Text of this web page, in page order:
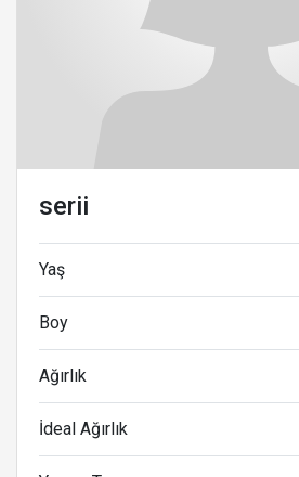
serii
Yaş
Boy
Ağırlık
İdeal Ağırlık